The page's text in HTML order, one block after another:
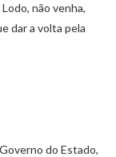
não venha,
dar a volta pela
do Estado,